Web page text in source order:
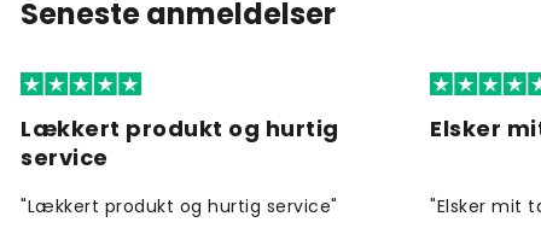
Seneste anmeldelser
Lækkert produkt og hurtig
service
"Lækkert produkt og hurtig service"
Elsker
"Elsker mit